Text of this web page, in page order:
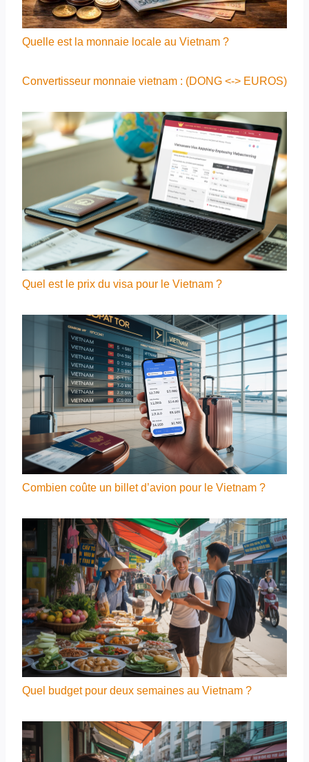
Quelle est la monnaie locale au Vietnam ?
Convertisseur monnaie vietnam : (DONG <-> EUROS)
Quel est le prix du visa pour le Vietnam ?
Combien coûte un billet d’avion pour le Vietnam ?
Quel budget pour deux semaines au Vietnam ?